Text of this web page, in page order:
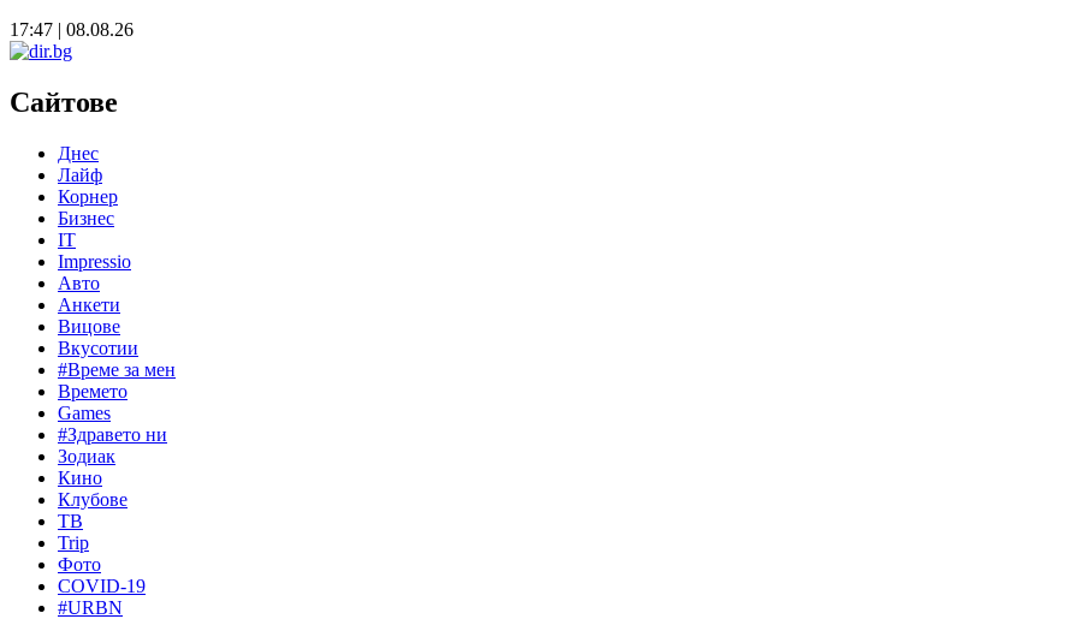
17:47 | 08.08.26
Сайтове
Днес
Лайф
Корнер
Бизнес
IT
Impressio
Авто
Анкети
Вицове
Вкусотии
#Време за мен
Времето
Games
#Здравето ни
Зодиак
Кино
Клубове
ТВ
Trip
Фото
COVID-19
#URBN